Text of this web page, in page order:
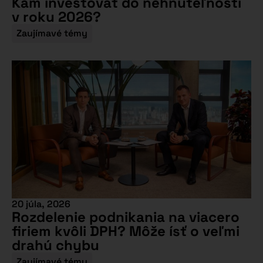
v roku 2026?
Zaujímavé témy
20 júla, 2026
Rozdelenie podnikania na viacero
firiem kvôli DPH? Môže ísť o veľmi
drahú chybu